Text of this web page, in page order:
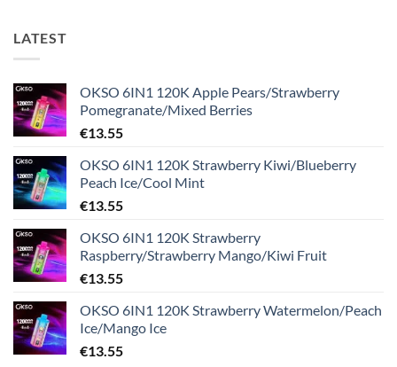
LATEST
OKSO 6IN1 120K Apple Pears/Strawberry
Pomegranate/Mixed Berries
€13.55
OKSO 6IN1 120K Strawberry Kiwi/Blueberry
Peach Ice/Cool Mint
€13.55
OKSO 6IN1 120K Strawberry
Raspberry/Strawberry Mango/Kiwi Fruit
€13.55
OKSO 6IN1 120K Strawberry Watermelon/Peach
Ice/Mango Ice
€13.55